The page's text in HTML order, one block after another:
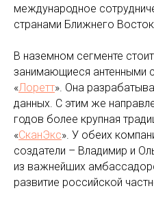
международное
странами Ближнего
В наземном сегменте
занимающиеся антенными
«Лоретт». Она
данных. С этим же
годов более крупная
«СканЭкс». У обеих
создатели – Владимир и
из важнейших
развитие российской